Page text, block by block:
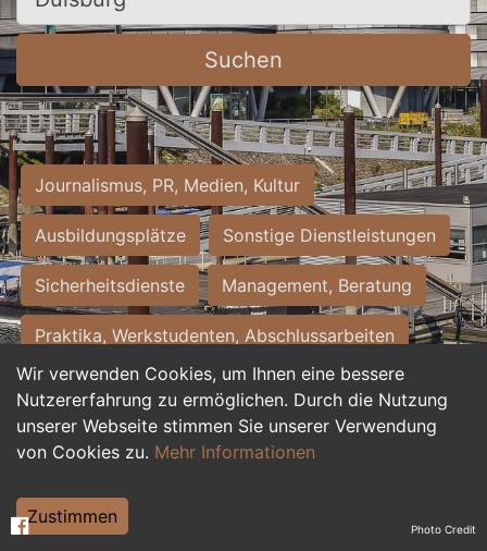
Wir verwenden Cookies, um Ihnen eine bessere
Nutzererfahrung zu ermöglichen. Durch die Nutzung
unserer Webseite stimmen Sie unserer Verwendung
von Cookies zu. Mehr Informationen
Zustimmen
Suchen
Journalismus, PR, Medien, Kultur
Ausbildungsplätze Sonstige Dienstleistungen
Sicherheitsdienste Management, Beratung
Praktika, Werkstudenten, Abschlussarbeiten
Personalwesen Assistenz, Sekretariat
Hilfskräfte, Aushilfs- und Nebenjobs
Weiterbildung, Studium, duale Ausbildung Photo Credit